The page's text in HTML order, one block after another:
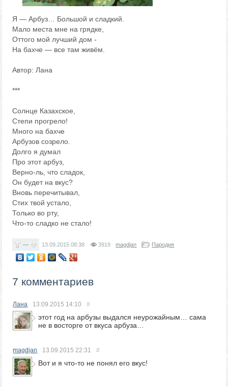
Я — Арбуз… Большой и сладкий.
Мало места мне на грядке,
Оттого мой лучший дом -
На бахче — все там живём.
Автор: Лана
***
Солнце Казахское,
Степи прогрело!
Много на бахче
Арбузов созрело.
Долго я думал
Про этот арбуз,
Верно-ль, что сладок,
Он будет на вкус?
Вновь перечитывал,
Стих твой устало,
Только во рту,
Что-то сладко не стало!
— 13.09.201508:38 3919 magdjan Пародия
7 комментариев
Лана 13.09.2015 14:10 #
этот год на арбузы выдался неурожайным… сама
не в восторге от вкуса арбуза…
magdjan 13.09.201522:31 #
Вот и я что-то не понял его вкус!